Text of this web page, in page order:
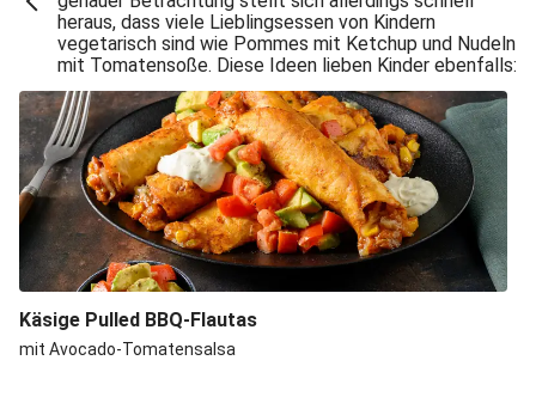
Buttrige Filetstücke mit Kormapaste
Spinat-Brezenknödel mit Rahmschwammerln
Perlencouscous-Minestrone mit Kichererbsen
Chana Masala mit Kichererbsen und Babyspinat
Scharfe Linsensuppe mit Bio-Feta und veganen
Filetstücken
Scharfe Marokkanische Linsensuppe mit Bio-Feta
Vegane Beyond Meat Frikadelle mit Zwiebelsoße
Spätzle in Camembert-Creme-Soße
Bio-Halloumi auf Bohnenstampf
heraus, dass viele Lieblingsessen von Kindern
vegetarisch sind wie Pommes mit Ketchup und Nudeln
mit Tomatensoße. Diese Ideen lieben Kinder ebenfalls:
Käsige Pulled BBQ-Flautas
mit Avocado-Tomatensalsa